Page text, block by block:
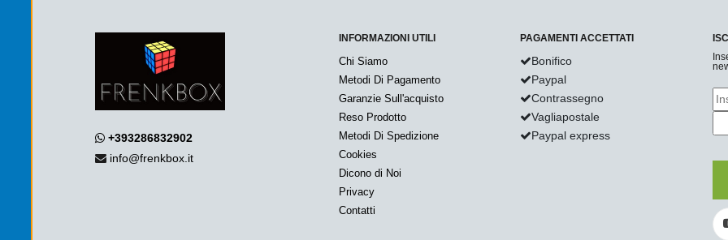
+393286832902
info@frenkbox.it
INFORMAZIONI UTILI
Chi Siamo
Metodi Di Pagamento
Garanzie Sull'acquisto
Reso Prodotto
Metodi Di Spedizione
Cookies
Dicono di Noi
Privacy
Contatti
PAGAMENTI ACCETTATI
Bonifico
Paypal
Contrassegno
Vagliapostale
Paypal express